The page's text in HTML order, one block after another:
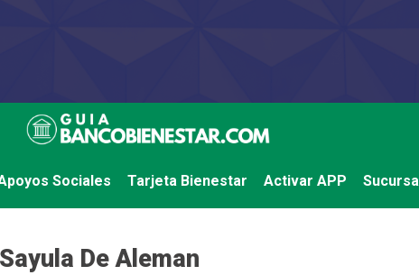
Sociales Tarjeta Bienestar Activar APP
De Aleman